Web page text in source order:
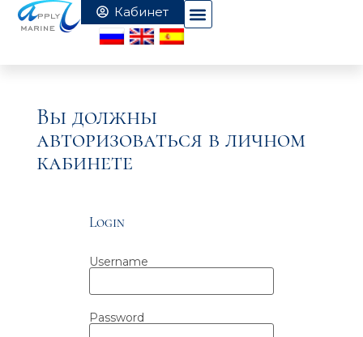
Вы должны
авторизоваться в личном
кабинете
Login
Username
Password